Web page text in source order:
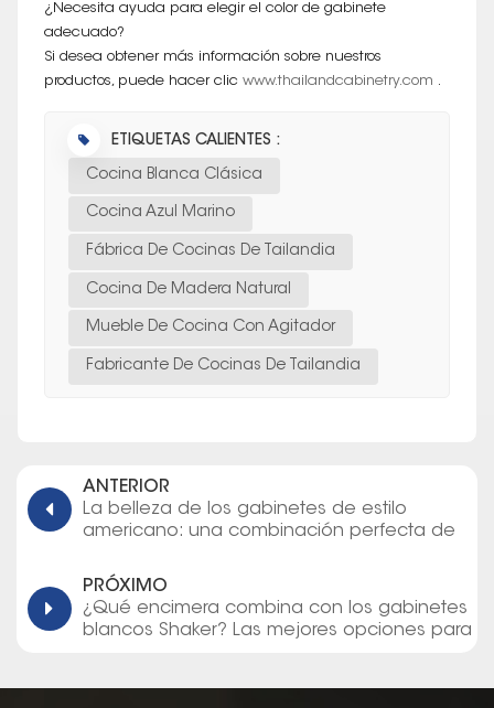
¿Necesita ayuda para elegir el color de gabinete
adecuado?
Si desea obtener más información sobre nuestros
productos, puede hacer clic www.thailandcabinetry.com .
ETIQUETAS CALIENTES :
Cocina Blanca Clásica
Cocina Azul Marino
Fábrica De Cocinas De Tailandia
Cocina De Madera Natural
Mueble De Cocina Con Agitador
Fabricante De Cocinas De Tailandia
ANTERIOR
La belleza de los gabinetes de estilo
americano: una combinación perfecta de
PRÓXIMO
¿Qué encimera combina con los gabinetes
blancos Shaker? Las mejores opciones para